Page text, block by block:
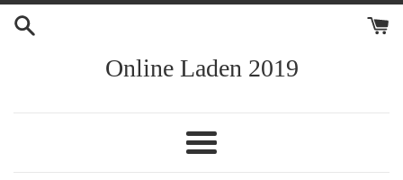
Direkt
zum
Online Laden 2019
Menü